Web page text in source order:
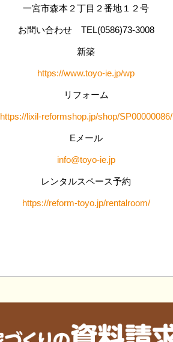
一宮市森本２丁目２番地１２号
お問い合わせ TEL(0586)73-3008
新築
https://www.toyo-ie.jp/wp
リフォーム
https://lixil-reformshop.jp/shop/SP00000086/
Eメール
info@toyo-ie.jp
レンタルスペース予約
https://reform-toyo.jp/rentalroom/